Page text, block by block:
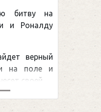
битву на
и Роналду
верный
на поле и
своей ...